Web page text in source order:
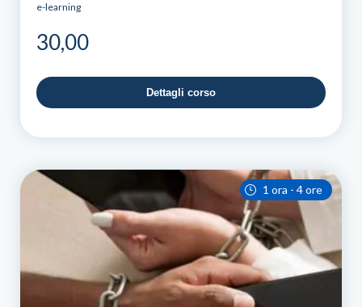
e-learning
30,00
Dettagli corso
1 ora - 4 ore